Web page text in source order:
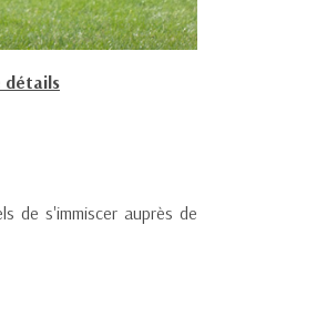
détails
de s'immiscer auprès de